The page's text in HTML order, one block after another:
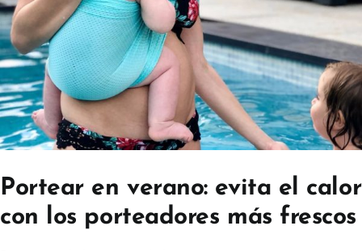
Portear en verano: evita el calor
con los porteadores más frescos